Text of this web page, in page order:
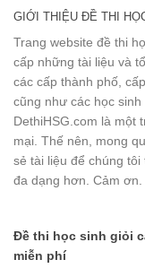
GIỚI THIỆU ĐỀ THI
Trang website đề thi
cấp những tài liệu và
các cấp thành phố,
cũng như các học sinh
DethiHSG.com là một
mại. Thế nên, mong
sẻ tài liệu để chúng
đa dạng hơn. Cảm ơn.
Đề thi học sinh giỏi
miễn phí